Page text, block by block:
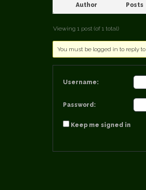
Author Posts
Viewing 1 post (of 1 total)
You must be logged in to reply
Username:
Password:
Keep me signed in